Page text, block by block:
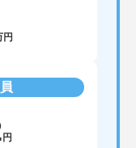
円
円